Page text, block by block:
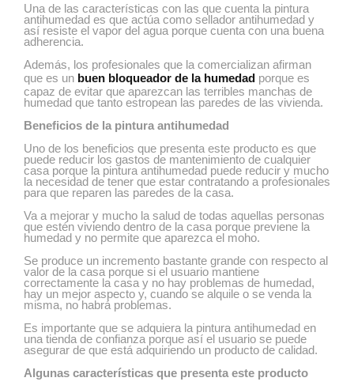
Una de las características con las que cuenta la pintura
antihumedad es que actúa como sellador antihumedad y
así resiste el vapor del agua porque cuenta con una buena
adherencia.
Además, los profesionales que la comercializan afirman
que es un buen bloqueador de la humedad porque es
capaz de evitar que aparezcan las terribles manchas de
humedad que tanto estropean las paredes de las vivienda.
Beneficios de la pintura antihumedad
Uno de los beneficios que presenta este producto es que
puede reducir los gastos de mantenimiento de cualquier
casa porque la pintura antihumedad puede reducir y mucho
la necesidad de tener que estar contratando a profesionales
para que reparen las paredes de la casa.
Va a mejorar y mucho la salud de todas aquellas personas
que estén viviendo dentro de la casa porque previene la
humedad y no permite que aparezca el moho.
Se produce un incremento bastante grande con respecto al
valor de la casa porque si el usuario mantiene
correctamente la casa y no hay problemas de humedad,
hay un mejor aspecto y, cuando se alquile o se venda la
misma, no habrá problemas.
Es importante que se adquiera la pintura antihumedad en
una tienda de confianza porque así el usuario se puede
asegurar de que está adquiriendo un producto de calidad.
Algunas características que presenta este producto